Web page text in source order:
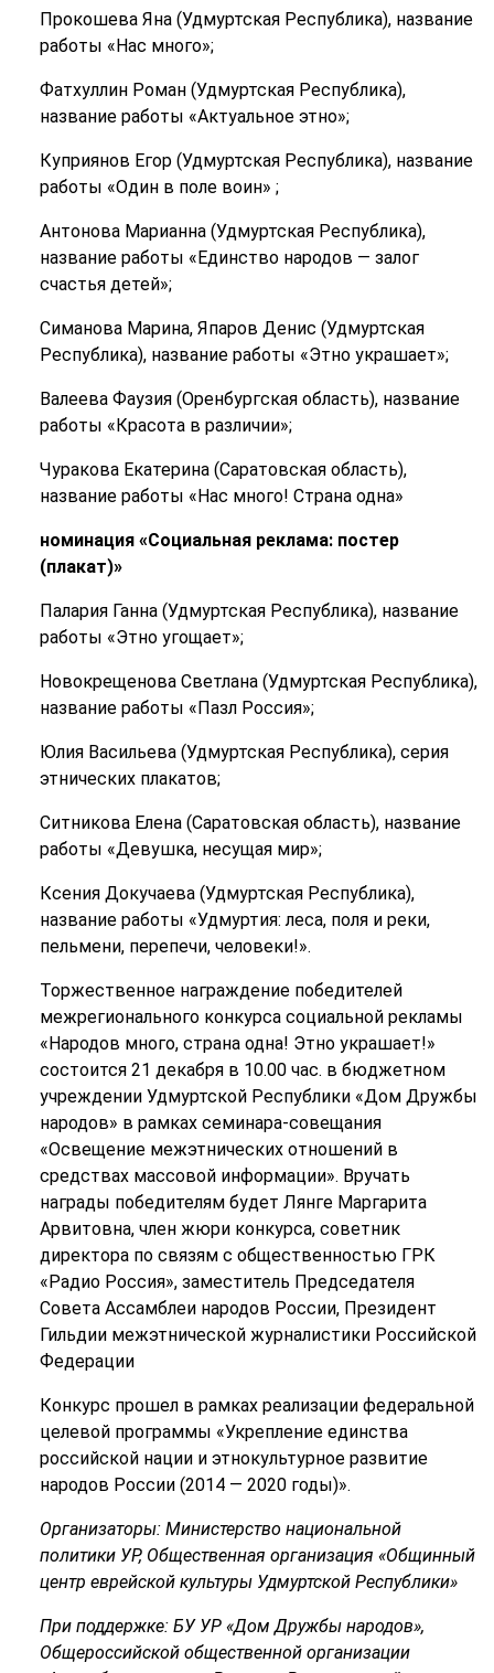
Прокошева Яна (Удмуртская Республика), название
работы «Нас много»;
Фатхуллин Роман (Удмуртская Республика),
название работы «Актуальное этно»;
Куприянов Егор (Удмуртская Республика), название
работы «Один в поле воин» ;
Антонова Марианна (Удмуртская Республика),
название работы «Единство народов — залог
счастья детей»;
Симанова Марина, Япаров Денис (Удмуртская
Республика), название работы «Этно украшает»;
Валеева Фаузия (Оренбургская область), название
работы «Красота в различии»;
Чуракова Екатерина (Саратовская область),
название работы «Нас много! Страна одна»
номинация «Социальная реклама: постер
(плакат)»
Палария Ганна (Удмуртская Республика), название
работы «Этно угощает»;
Новокрещенова Светлана (Удмуртская Республика),
название работы «Пазл Россия»;
Юлия Васильева (Удмуртская Республика), серия
этнических плакатов;
Ситникова Елена (Саратовская область), название
работы «Девушка, несущая мир»;
Ксения Докучаева (Удмуртская Республика),
название работы «Удмуртия: леса, поля и реки,
пельмени, перепечи, человеки!».
Торжественное награждение победителей
межрегионального конкурса социальной рекламы
«Народов много, страна одна! Этно украшает!»
состоится 21 декабря в 10.00 час. в бюджетном
учреждении Удмуртской Республики «Дом Дружбы
народов» в рамках семинара-совещания
«Освещение межэтнических отношений в
средствах массовой информации». Вручать
награды победителям будет Лянге Маргарита
Арвитовна, член жюри конкурса, советник
директора по связям с общественностью ГРК
«Радио Россия», заместитель Председателя
Совета Ассамблеи народов России, Президент
Гильдии межэтнической журналистики Российской
Федерации
Конкурс прошел в рамках реализации федеральной
целевой программы «Укрепление единства
российской нации и этнокультурное развитие
народов России (2014 — 2020 годы)».
Организаторы: Министерство национальной
политики УР, Общественная организация «Общинный
центр еврейской культуры Удмуртской Республики»
При поддержке: БУ УР «Дом Дружбы народов»,
Общероссийской общественной организации